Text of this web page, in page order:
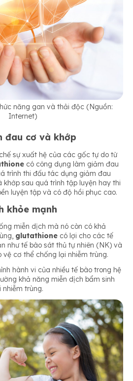
năng gan và thải độc (Nguồn:
Internet)
đau cơ và khớp
sự xuất hệ của các gốc tự do từ
có công dụng làm giảm đau
trình thi đấu tác dụng giảm đau
sau quá trình tập luyện hay thi
luyện tập và có độ hồi phục cao.
khỏe mạnh
miễn dịch mà nó còn có khả
glutathione có lợi cho các tế
như tế bào sát thủ tự nhiên (NK) và
vệ cơ thể chống lại nhiễm trùng.
hành vi của nhiều tế bào trong hệ
khả năng miễn dịch bẩm sinh
trùng.